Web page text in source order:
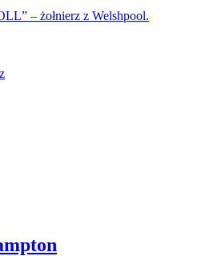
– żołnierz z Welshpool.